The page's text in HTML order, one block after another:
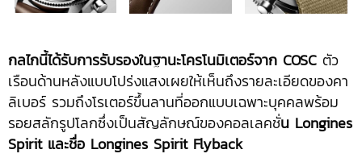
กลไกนี้ได้รับการรับรองในฐานะโครโนมิเตอร์จาก COSC ตัว
เรือนด้านหลังแบบโปร่งแสงเผยให้เห็นถึงรายละเอียดของคา
ลิเบอร์ รวมถึงโรเตอร์ขึ้นลานที่ออกแบบเฉพาะบุคคลพร้อม
รอยสลักรูปโลกซึ่งเป็นสัญลักษณ์ของคอลเลคชั่น Longines
Spirit และชื่อ Longines Spirit Flyback